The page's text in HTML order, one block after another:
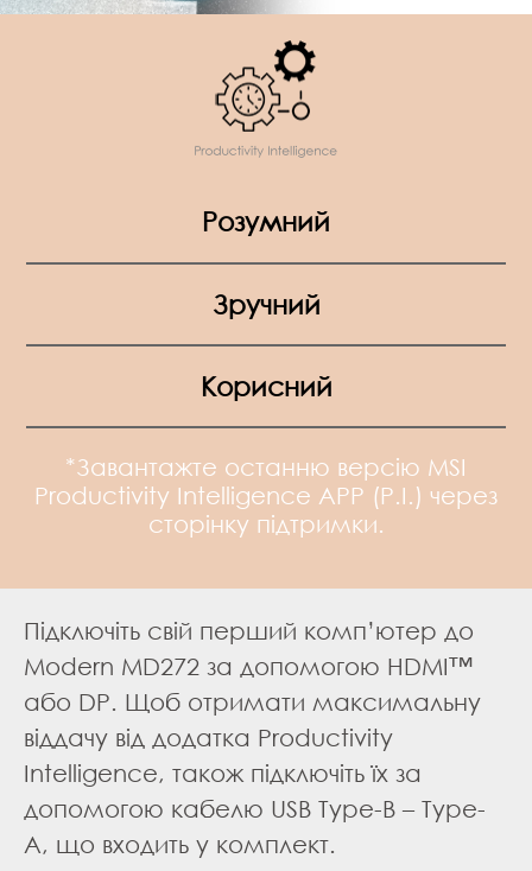
Підключіть свій перший комп’ютер до
Modern MD272 за допомогою HDMI™
або DP. Щоб отримати максимальну
віддачу від додатка Productivity
Intelligence, також підключіть їх за
допомогою кабелю USB Type-B – Type-
A, що входить у комплект.
Розумний
Зручний
Корисний
*Завантажте останню версію MSI
Productivity Intelligence APP (P.I.) через
сторінку підтримки.